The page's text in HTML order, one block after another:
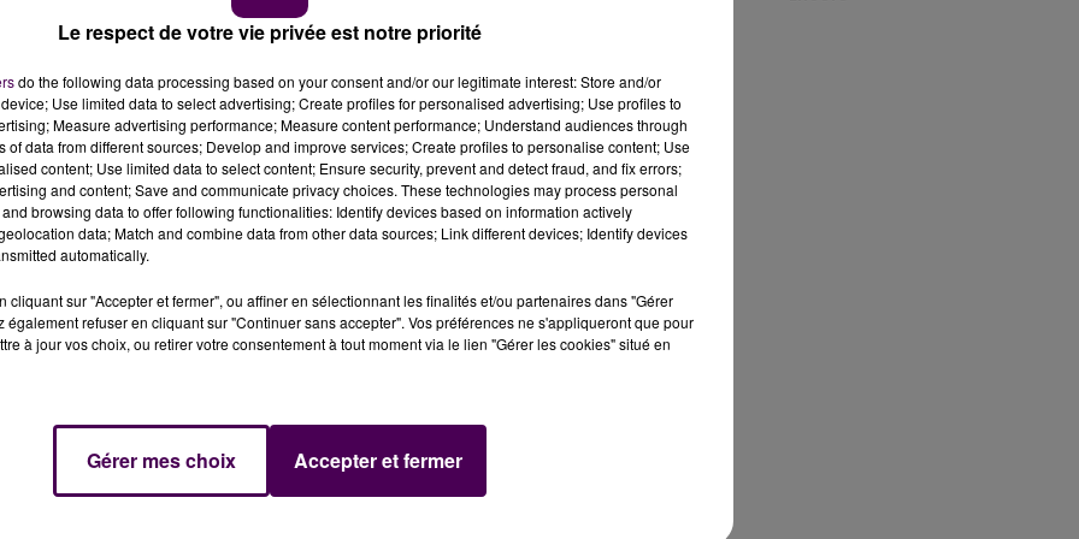
changer de dénomination : les écoles
désormais hommage à deux personnalités
attribuées aux espaces ou aux bâtiments publics, les
nouvelles appellations de deux établissements
Unis" souligne la collectivité, validant ainsi un vote des
conseil d'école concerné en début d'année.
de la réunion du Conseil municipal du jour :
"Adrienne-Bolland", du nom de l'aviatrice et résistante
à une proposition qui avait déjà été validée par l'équipe
mancelles ne portent, à ce jour, que le nom du
Le respect de votre vie privée est notre priorité
do the following data processing based on your consent and/or our legitimate interest: Store and/or
Use limited data to select advertising; Create profiles for personalised advertising; Use profiles to
Measure advertising performance; Measure content performance; Understand audiences through
of data from different sources; Develop and improve services; Create profiles to personalise content; Use
content; Use limited data to select content; Ensure security, prevent and detect fraud, and fix errors;
and content; Save and communicate privacy choices. These technologies may process personal
browsing data to offer following functionalities: Identify devices based on information actively
data; Match and combine data from other data sources; Link different devices; Identify devices
automatically.
cliquant sur "Accepter et fermer", ou affiner en sélectionnant les finalités et/ou partenaires dans "Gérer
également refuser en cliquant sur "Continuer sans accepter". Vos préférences ne s'appliqueront que pour
à jour vos choix, ou retirer votre consentement à tout moment via le lien "Gérer les cookies" situé en
Gérer mes choix Accepter et fermer